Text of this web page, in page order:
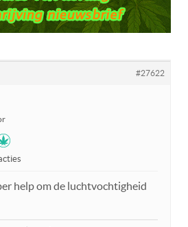
#27622
help om de luchtvochtigheid